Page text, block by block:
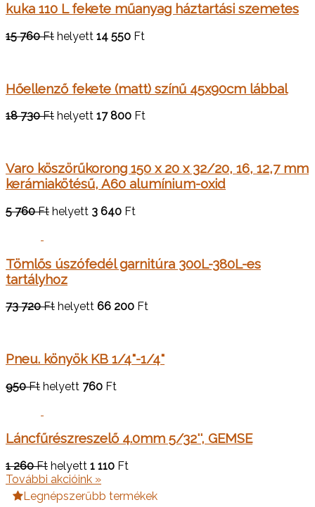
kuka 110 L fekete műanyag háztartási szemetes
15 760 Ft helyett 14 550 Ft
Hőellenző fekete (matt) színű 45x90cm lábbal
18 730 Ft helyett 17 800 Ft
Varo köszörűkorong 150 x 20 x 32/20, 16, 12,7 mm
kerámiakötésű, A60 alumínium-oxid
5 760 Ft helyett 3 640 Ft
Tömlős úszófedél garnitúra 300L-380L-es
tartályhoz
73 720 Ft helyett 66 200 Ft
Pneu. könyök KB 1/4"-1/4"
950 Ft helyett 760 Ft
Láncfűrészreszelő 4.0mm 5/32'', GEMSE
1 260 Ft helyett 1 110 Ft
További akcióink »
Legnépszerűbb termékek